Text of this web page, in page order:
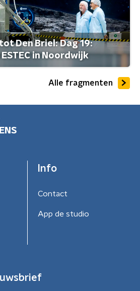
Den Briel: Dag 19:
in Noordwijk
Alle fragmenten
Info
Contact
App de studio